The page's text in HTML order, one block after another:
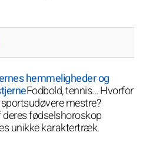
hemmeligheder og
Fodbold, tennis... Hvorfor
mestre?
fødselshoroskop
unikke karaktertræk.